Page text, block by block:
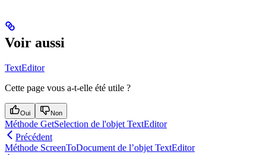
Voir aussi
TextEditor
Cette page vous a-t-elle été utile ?
Oui Non
Méthode GetSelection de l'objet TextEditor
Précédent
Méthode ScreenToDocument de l’objet TextEditor